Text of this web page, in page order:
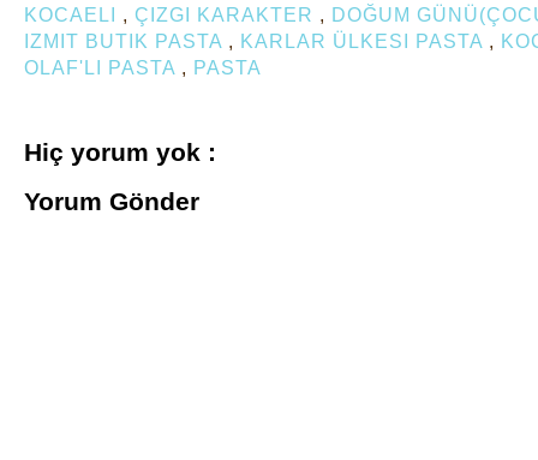
KOCAELI , ÇIZGI KARAKTER , DOĞUM
IZMIT BUTIK PASTA , KARLAR ÜLKESI PASTA ,
OLAF'LI PASTA , PASTA
Hiç yorum yok :
Yorum Gönder